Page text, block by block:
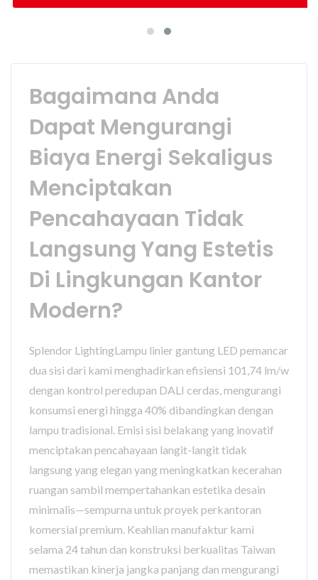
Bagaimana Anda
Dapat Mengurangi
Biaya Energi Sekaligus
Menciptakan
Pencahayaan Tidak
Langsung Yang Estetis
Di Lingkungan Kantor
Modern?
Splendor LightingLampu linier gantung LED pemancar
dua sisi dari kami menghadirkan efisiensi 101,74 lm/w
dengan kontrol peredupan DALI cerdas, mengurangi
konsumsi energi hingga 40% dibandingkan dengan
lampu tradisional. Emisi sisi belakang yang inovatif
menciptakan pencahayaan langit-langit tidak
langsung yang elegan yang meningkatkan kecerahan
ruangan sambil mempertahankan estetika desain
minimalis—sempurna untuk proyek perkantoran
komersial premium. Keahlian manufaktur kami
selama 24 tahun dan konstruksi berkualitas Taiwan
memastikan kinerja jangka panjang dan mengurangi